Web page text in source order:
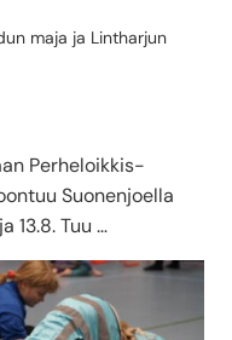
maja ja Lintharjun
Perheloikkis-
Suonenjoella
13.8. Tuu …